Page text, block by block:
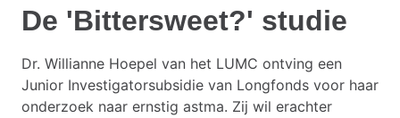
De 'Bittersweet?' studie
Dr. Willianne Hoepel van het LUMC ontving een
Junior Investigatorsubsidie van Longfonds voor haar
onderzoek naar ernstig astma. Zij wil erachter